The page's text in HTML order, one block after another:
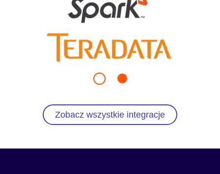
Zobacz wszystkie integracje